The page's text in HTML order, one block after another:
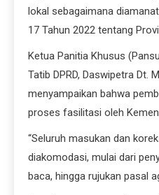
lokal sebagaimana
17 Tahun 2022 tentang
Ketua Panitia Khusus
Tatib DPRD, Daswipetra Dt.
menyampaikan bahwa
proses fasilitasi oleh
“Seluruh masukan dan
diakomodasi, mulai dari
baca, hingga rujukan pasal